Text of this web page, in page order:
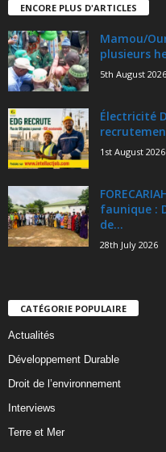
ENCORE PLUS D'ARTICLES
Mamou/
plusieurs
5th August 2026
Électricité
1st August 2026
faunique :
de...
28th July 2026
CATÉGORIE POPULAIRE
Actualités
Développement Durable
Droit de l’environnement
Interviews
Terre et Mer